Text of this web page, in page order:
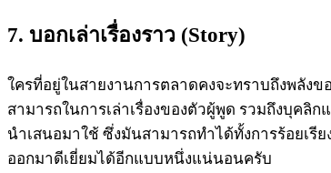
7. บอกเล่าเรื่องราว (Story)
ใครที่อยู่ในสายงานการตลาดคงจะทราบถึงพลัง
สามารถในการเล่าเรื่องของตัวผู้พูด รวมถึงบุคลิ
นำเสนอมาใช้ ซึ่งมันสามารถทำได้ทั้งการร้อยเ
ออกมาดีเยี่ยมได้อีกแบบหนึ่งแน่นอนครับ